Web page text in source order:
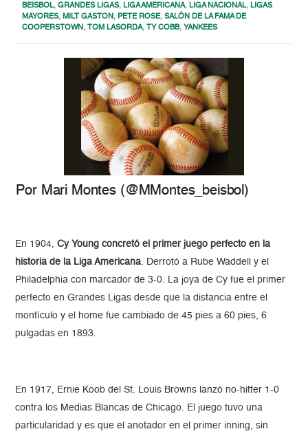
BEISBOL,GRANDES LIGAS,LIGA AMERICANA,LIGA NACIONAL,LIGAS
MAYORES,MILT GASTON, PETE ROSE,SALÓN DE LA FAMA DE
COOPERSTOWN, TOM LASORDA, TY COBB, YANKEES
Por Mari Montes (@MMontes_beisbol)
En 1904,Cy Young concretó el primer juego perfecto en la
historia de la Liga Americana. Derrotó a Rube Waddell y el
Philadelphia con marcador de 3-0. La joya de Cy fue el primer
perfecto en Grandes Ligas desde que la distancia entre el
montículo y el home fue cambiado de 45 pies a 60 pies, 6
pulgadas en 1893.
En 1917, Ernie Koob del St. Louis Browns lanzó no-hitter 1-0
contra los Medias Blancas de Chicago. El juego tuvo una
particularidad y es que el anotador en el primer inning, sin